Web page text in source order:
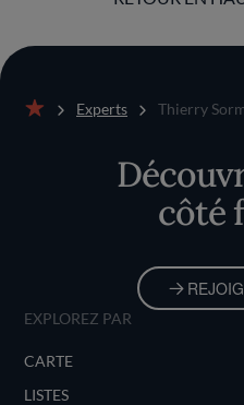
Experts Thierry
côté
EXPLOREZ PAR
CARTE
LISTES